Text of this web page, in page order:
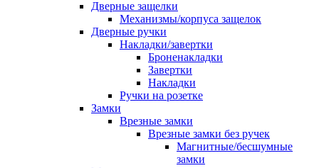
Дверные защелки
Механизмы/корпуса защелок
Дверные ручки
Накладки/завертки
Броненакладки
Завертки
Накладки
Ручки на розетке
Замки
Врезные замки
Врезные замки без ручек
Магнитные/бесшумные
замки